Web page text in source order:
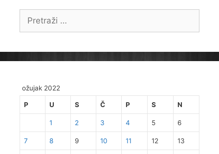
ožujak 2022
P U S Č P S N
1 2 3 4 5 6
7 8 9 10 11 12 13